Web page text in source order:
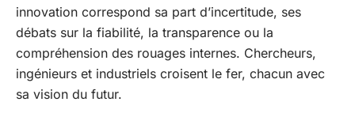
innovation correspond sa part d’incertitude, ses
débats sur la fiabilité, la transparence ou la
compréhension des rouages internes. Chercheurs,
ingénieurs et industriels croisent le fer, chacun avec
sa vision du futur.